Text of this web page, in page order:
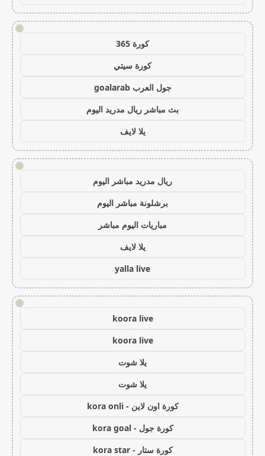
!
كورة 365
كورة سيتي
جول العرب goalarab
بث مباشر ريال مدريد اليوم
يلا لايف
!
ريال مدريد مباشر اليوم
برشلونة مباشر اليوم
مباريات اليوم مباشر
يلا لايف
yalla live
!
koora live
koora live
يلا شوت
يلا شوت
كورة اون لاين - kora onli
كورة جول - kora goal
كورة ستار - kora star